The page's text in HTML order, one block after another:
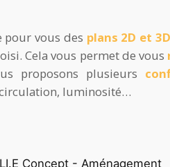
pour vous des plans 2D et 3D
Cela vous permet de vous
proposons plusieurs
luminosité…